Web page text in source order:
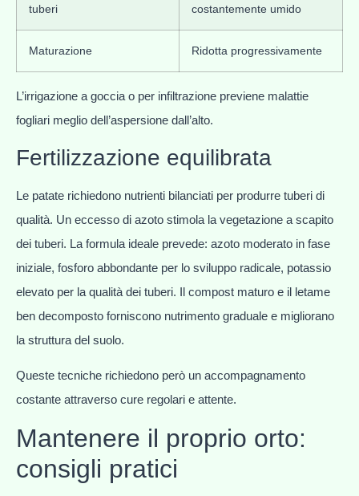
tuberi
costantemente umido
Maturazione Ridotta progressivamente
L’irrigazione a goccia o per infiltrazione previene malattie
fogliari meglio dell’aspersione dall’alto.
Fertilizzazione equilibrata
Le patate richiedono nutrienti bilanciati per produrre tuberi di
qualità. Un eccesso di azoto stimola la vegetazione a scapito
dei tuberi. La formula ideale prevede: azoto moderato in fase
iniziale, fosforo abbondante per lo sviluppo radicale, potassio
elevato per la qualità dei tuberi. Il compost maturo e il letame
ben decomposto forniscono nutrimento graduale e migliorano
la struttura del suolo.
Queste tecniche richiedono però un accompagnamento
costante attraverso cure regolari e attente.
Mantenere il proprio orto:
consigli pratici